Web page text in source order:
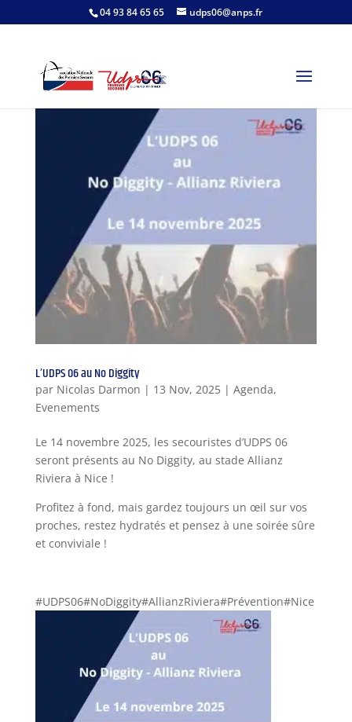
04 93 84 65 65 udps06@anps.fr
L’UDPS 06 au No Diggity
par Nicolas Darmon | 13 Nov, 2025| Agenda,
Evenements
Le 14 novembre 2025, les secouristes d’UDPS 06
seront présents au No Diggity, au stade Allianz
Riviera à Nice !
Profitez à fond, mais gardez toujours un œil sur vos
proches, restez hydratés et pensez à une soirée sûre
et conviviale !
#UDPS06#NoDiggity#AllianzRiviera#Prévention#Nice